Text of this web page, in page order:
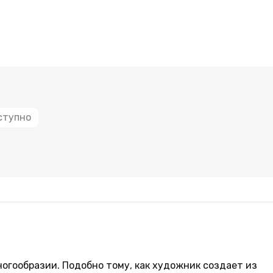
Подобно тому, как художник создает из